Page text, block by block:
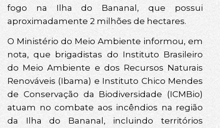
fogo na Ilha do Bananal, que possui
aproximadamente 2 milhões de hectares.
O Ministério do Meio Ambiente informou, em
nota, que brigadistas do Instituto Brasileiro
do Meio Ambiente e dos Recursos Naturais
Renováveis (Ibama) e Instituto Chico Mendes
de Conservação da Biodiversidade (ICMBio)
atuam no combate aos incêndios na região
da Ilha do Bananal, incluindo territórios